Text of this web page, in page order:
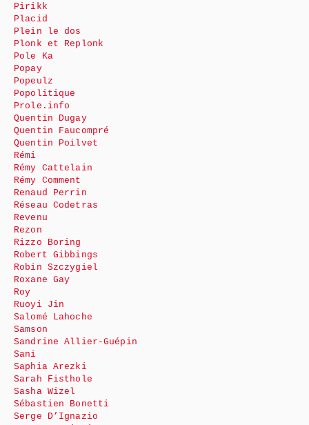
Pirikk
Placid
Plein le dos
Plonk et Replonk
Pole Ka
Popay
Popeulz
Popolitique
Prole.info
Quentin Dugay
Quentin Faucompré
Quentin Poilvet
Rémi
Rémy Cattelain
Rémy Comment
Renaud Perrin
Réseau Codetras
Revenu
Rezon
Rizzo Boring
Robert Gibbings
Robin Szczygiel
Roxane Gay
Roy
Ruoyi Jin
Salomé Lahoche
Samson
Sandrine Allier-Guépin
Sani
Saphia Arezki
Sarah Fisthole
Sasha Wizel
Sébastien Bonetti
Serge D’Ignazio